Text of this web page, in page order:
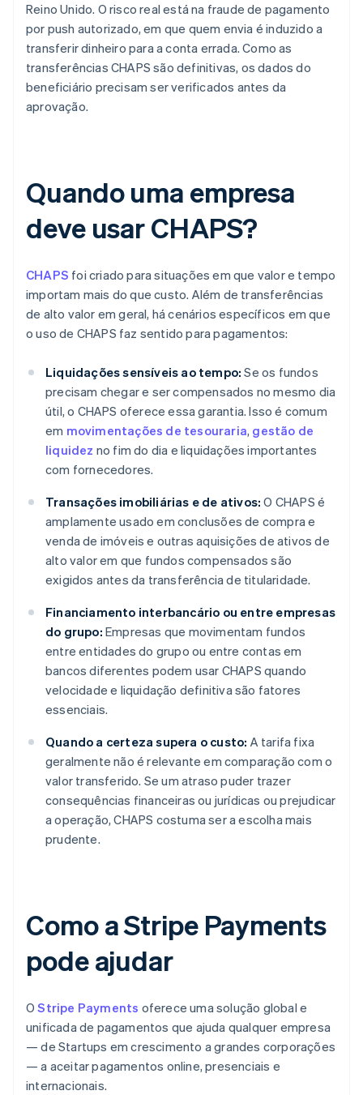
Reino Unido. O risco real está na fraude de pagamento
por push autorizado, em que quem envia é induzido a
transferir dinheiro para a conta errada. Como as
transferências CHAPS são definitivas, os dados do
beneficiário precisam ser verificados antes da
aprovação.
Quando uma empresa
deve usar CHAPS?
CHAPS foi criado para situações em que valor e tempo
importam mais do que custo. Além de transferências
de alto valor em geral, há cenários específicos em que
o uso de CHAPS faz sentido para pagamentos:
Liquidações sensíveis ao tempo: Se os fundos
precisam chegar e ser compensados no mesmo dia
útil, o CHAPS oferece essa garantia. Isso é comum
em movimentações de tesouraria, gestão de
liquidez no fim do dia e liquidações importantes
com fornecedores.
Transações imobiliárias e de ativos: O CHAPS é
amplamente usado em conclusões de compra e
venda de imóveis e outras aquisições de ativos de
alto valor em que fundos compensados são
exigidos antes da transferência de titularidade.
Financiamento interbancário ou entre empresas
do grupo: Empresas que movimentam fundos
entre entidades do grupo ou entre contas em
bancos diferentes podem usar CHAPS quando
velocidade e liquidação definitiva são fatores
essenciais.
Quando a certeza supera o custo: A tarifa fixa
geralmente não é relevante em comparação com o
valor transferido. Se um atraso puder trazer
consequências financeiras ou jurídicas ou prejudicar
a operação, CHAPS costuma ser a escolha mais
prudente.
Como a Stripe Payments
pode ajudar
OStripe Payments oferece uma solução global e
unificada de pagamentos que ajuda qualquer empresa
— de Startups em crescimento a grandes corporações
— a aceitar pagamentos online, presenciais e
internacionais.